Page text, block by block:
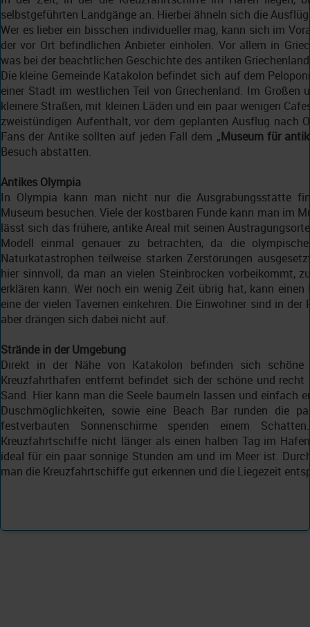
selbstgeführten Landgänge an. Hierbei ähneln sich die
Wer es lieber ein bisschen individueller mag, kann sich im
der vor Ort befindlichen Anbieter einholen. Vor allem in
was bei der beachtlichen Geschichte des antiken
Die kleine Gemeinde Katakolon befindet sich auf dem
einer Stadt im westlichen Teil von Griechenland. Im Großen
kleinere Straßen, mit kleinen Läden und ein paar wenigen
zweistündigen Aufenthalt, vor dem geplanten Ausflug nach
Fans der Antike sollten auf jeden Fall dem „Museum für
Besuch abstatten.
Antikes Olympia
In Olympia kann man nicht nur die Ausgrabungsstätte
Museum besuchen. Viele der kostbaren Funde kann man im
lässt sich das frühere, antike Areal mit seinen
Modell einmal genauer zu betrachten, da die
Naturkatastrophen teilweise starken Zerstörungen
hier sinnvoll, da man an vielen Steinbrocken vorbeikommt,
erklären kann. Wer noch ein wenig Zeit übrig hat, kann
eine der vielen Tavernen einkehren. Die Einwohner sind in
aber drängen sich dabei nicht auf.
Strände in der Umgebung
Direkt in der Nähe von Katakolon befinden sich schöne
Kreuzfahrthafen entfernt befindet sich der schöne und recht
Sand. Hier kann man die Seele baumeln lassen und einfach
Duschmöglichkeiten, sowie eine Beach Bar runden die
festverbauten Sonnenschirme spenden einem
Kreuzfahrtschiffe nicht länger als einen halben Tag im
ideal für ein paar sonnige Stunden am und im Meer ist.
man die Kreuzfahrtschiffe gut erkennen und die Liegezeit